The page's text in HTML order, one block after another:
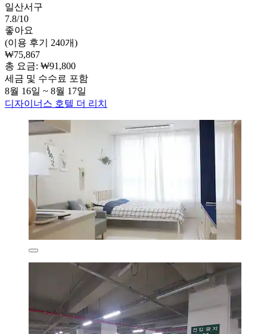
일산서구
7.8/10
좋아요
(이용 후기 240개)
₩75,867
총 요금: ₩91,800
세금 및 수수료 포함
8월 16일 ~ 8월 17일
디자이너스 호텔 더 리치